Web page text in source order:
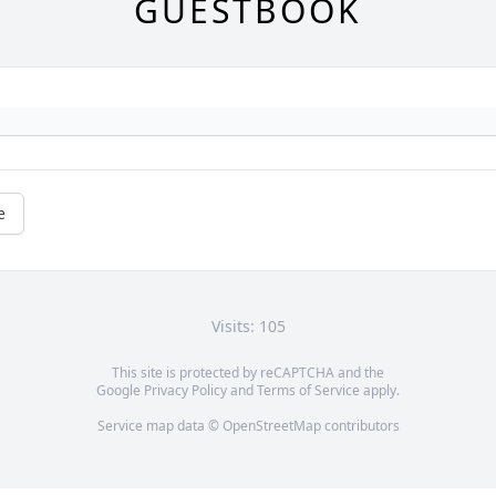
GUESTBOOK
Visits: 105
This site is protected by reCAPTCHA and the
Google Privacy PolicyandTerms of Service apply.
Service map data © OpenStreetMapcontributors